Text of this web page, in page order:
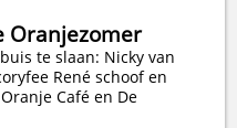
Oranjezomer
te slaan: Nicky van
René schoof en
Café en De